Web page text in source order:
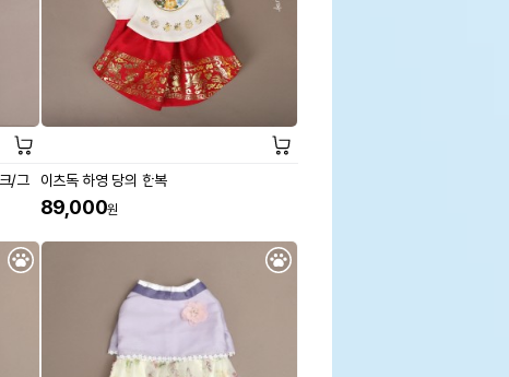
/그
이츠독 하영 당의 한복
89,000원